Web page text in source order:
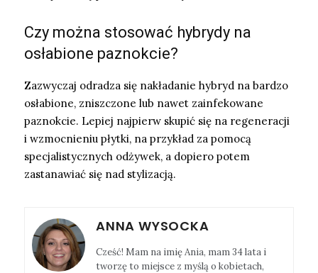
Czy można stosować hybrydy na
osłabione paznokcie?
Zazwyczaj odradza się nakładanie hybryd na bardzo
osłabione, zniszczone lub nawet zainfekowane
paznokcie. Lepiej najpierw skupić się na regeneracji
i wzmocnieniu płytki, na przykład za pomocą
specjalistycznych odżywek, a dopiero potem
zastanawiać się nad stylizacją.
ANNA WYSOCKA
Cześć! Mam na imię Ania, mam 34 lata i
tworzę to miejsce z myślą o kobietach,